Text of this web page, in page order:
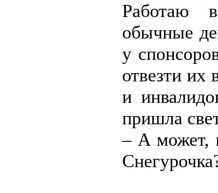
Работаю
обычные
у
отвезти их
и
пришла
– А может,